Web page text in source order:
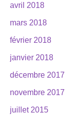
avril 2018
mars 2018
février 2018
janvier 2018
décembre 2017
novembre 2017
juillet 2015